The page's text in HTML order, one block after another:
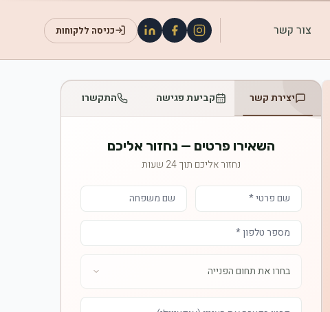
צור קשר כניסה ללקוחות
יצירת קשר קביעת פגישה התקשרו
השאירו פרטים — נחזור אליכם
נחזור אליכם תוך 24 שעות